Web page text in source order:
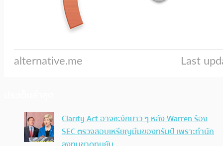
Clarity Act อาจชะงักยาว ๆ หลัง Warren ร้อง
SEC ตรวจสอบเหรียญมีมของทรัมป์ เพราะทำนัก